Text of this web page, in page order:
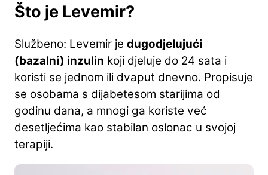
Što je Levemir?
Službeno: Levemir je dugodjelujući
(bazalni) inzulin koji djeluje do 24 sata i
koristi se jednom ili dvaput dnevno. Propisuje
se osobama s dijabetesom starijima od
godinu dana, a mnogi ga koriste već
desetljećima kao stabilan oslonac u svojoj
terapiji.